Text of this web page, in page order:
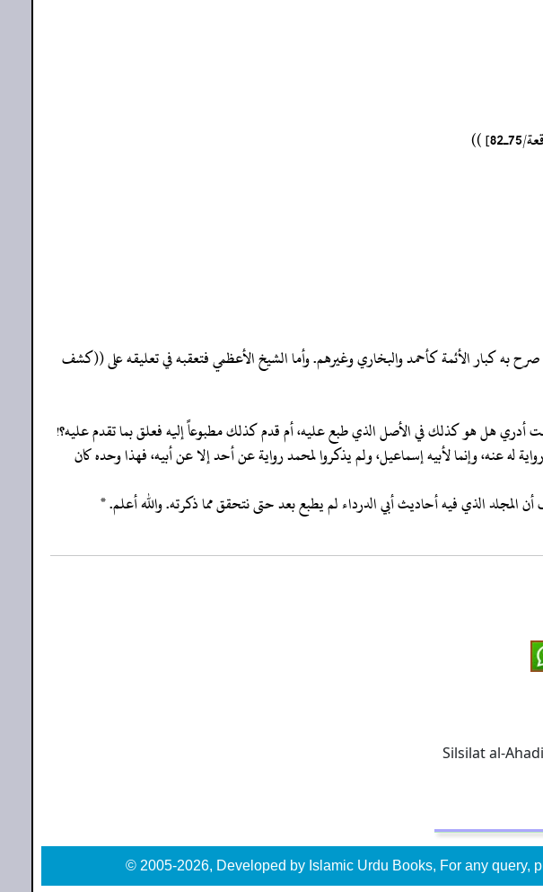
))
به كبار الأئمة كأحمد والبخاري وغيرهم. وأما الشيخ الأعظمي فتعقبه في تعليقه على ((كشف
أدري هل هو كذلك في الأصل الذي طبع عليه، أم قدم كذلك مطبوعاً إليه فعلق بما تقدم عليه؟!
له عنه، وإنما لأبيه إسماعيل، ولم يذكروا لمحمد رواية عن أحد إلا عن أبيه، فهذا وحده كان
المجلد الذي فيه أحاديث أبي الدرداء لم يطبع بعد حتى نتحقق مما ذكرته. والله أعلم. *
Silsilat al-
© 2005-2026, Developed by Islamic Urdu Books, For any query,